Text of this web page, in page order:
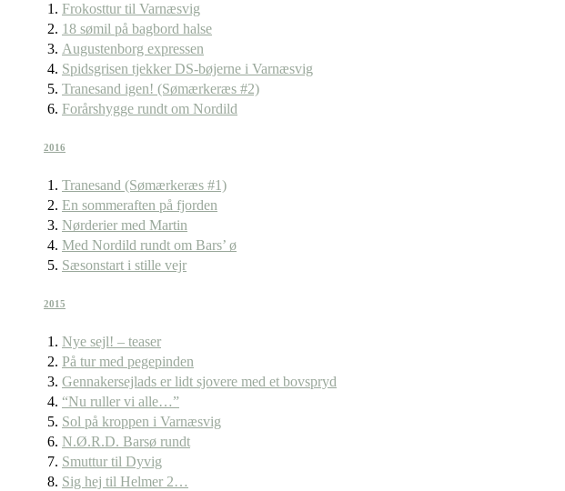
Frokosttur til Varnæsvig
18 sømil på bagbord halse
Augustenborg expressen
Spidsgrisen tjekker DS-bøjerne i Varnæsvig
Tranesand igen! (Sømærkeræs #2)
Forårshygge rundt om Nordild
2016
Tranesand (Sømærkeræs #1)
En sommeraften på fjorden
Nørderier med Martin
Med Nordild rundt om Bars’ ø
Sæsonstart i stille vejr
2015
Nye sejl! – teaser
På tur med pegepinden
Gennakersejlads er lidt sjovere med et bovspryd
“Nu ruller vi alle…”
Sol på kroppen i Varnæsvig
N.Ø.R.D. Barsø rundt
Smuttur til Dyvig
Sig hej til Helmer 2…